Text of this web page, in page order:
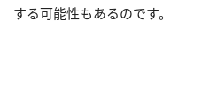
する可能性もあるのです。